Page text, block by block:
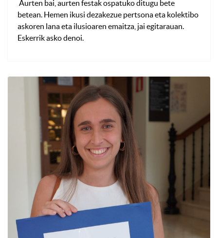
Aurten bai, aurten festak ospatuko ditugu bete
betean. Hemen ikusi dezakezue pertsona eta kolektibo
askoren lana eta ilusioaren emaitza, jai egitarauan.
Eskerrik asko denoi.